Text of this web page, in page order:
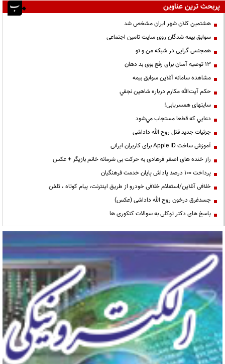
پربحث ترین عناوین
هشتمین کلان شهر ایران مشخص شد
سوابق بیمه شدگان روی سایت تامین اجتماعی
همجنس گرایی در شبکه من و تو
13 توصیه آسان برای رفع بوی بد دهان
مشاهده سامانه آنلاين سوابق بیمه
حكم آيت‌الله مكارم درباره شاهين نجفي
سایتهای همسریابی!
دعايي كه قطعا مستجاب مي‌شود
جزئیات جدید قتل روح الله داداشی
آموزش ساخت Apple ID برای کاربران ایرانی
راز خنده های اصغر فرهادی به حرکت بی شرمانه خانم بازیگر + عکس
پرداخت ۱۰۰ درصد پاداش پایان خدمت فرهنگیان
خلافی آنلاین/استعلام خلافی خودرو از طریق اینترنت، پیام کوتاه ، تلفن
جسدغرق درخون روح الله داداشی (عکس)
پاسخ های دکتر توکلی به سوالات کنکوری ها